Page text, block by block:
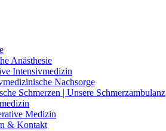
Anästhesie
Intensivmedizin
Nachsorge
Schmerzen | Unsere Schmerzambulanz
Medizin
& Kontakt